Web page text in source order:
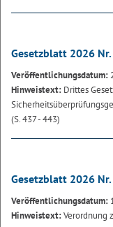
Gesetzblatt 2026 Nr.
Veröffentlichungsdatum:
Hinweistext: Drittes
(S. 437 - 443)
Gesetzblatt 2026
Veröffentlichungsdatum:
Hinweistext:Verordnung